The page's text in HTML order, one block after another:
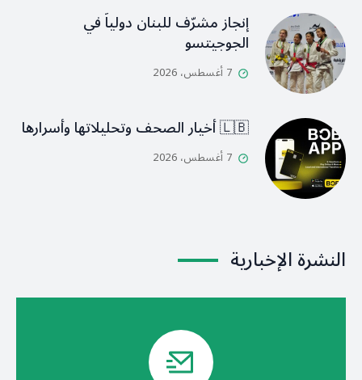
إنجاز مشرّف للبنان دولياً في
الجوجيتسو
7 أغسطس، 2026
🇱🇧 أخيار الصحف وتحليلاتها وأسرارها
7 أغسطس، 2026
النشرة الإخبارية